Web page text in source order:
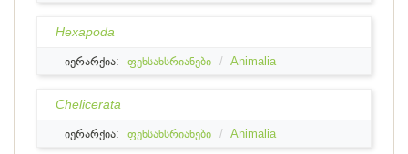
Hexapoda
იერარქია: ფეხსახსრიანები Animalia
Chelicerata
იერარქია: ფეხსახსრიანები Animalia